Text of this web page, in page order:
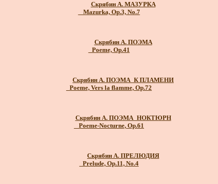
Скрябин А. МАЗУРКА
_ Mazurka, Op.3, No.7
Скрябин А. ПОЭМА
_Poeme, Op.41
Скрябин А. ПОЭМА_К ПЛАМЕНИ
_Poeme, Vers la flamme, Op.72
Скрябин А. ПОЭМА_НОКТЮРН
_ Poeme-Nocturne, Op.61
Скрябин А. ПРЕЛЮДИЯ
_Prelude, Op.11, No.4